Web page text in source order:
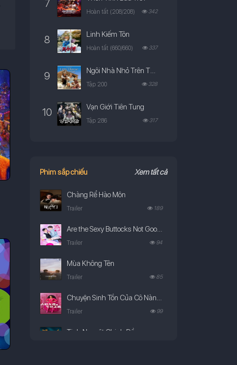
7
Hoàn tất (208/208) 342
8 Linh Kiếm Tôn
Hoàn tất (660/660) 337
9 Ngôi Nhà Nhỏ Trên Thảo Nguyên
Tập 200 328
10 Vạn Giới Tiên Tung
Tập 286 317
Phim sắp chiếu Xem tất cả
Chàng Rể Hào Môn
Trailer 189
Are the Sexy Buttocks Not Good?
Trailer 94
Mùa Không Tên
Trailer 85
Chuyện Sinh Tồn Của Cô Nàng Ngoại Cỡ (Phần 3)
Trailer 99
Tinh Nguyệt Chinh Đồ